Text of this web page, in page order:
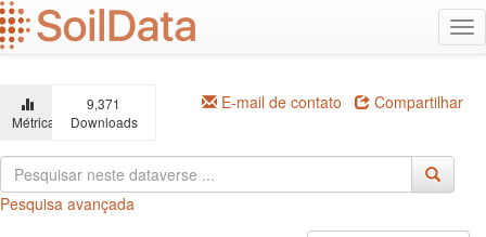
Ir
para
o
principal
Métricas
9,371
Downloads
E-mail de contato Compartilhar
Pesquisa avançada